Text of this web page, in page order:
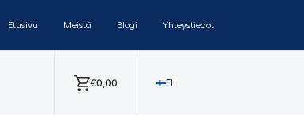
Etusivu Meistä Blogi Yhteystiedot
€0,00 FI